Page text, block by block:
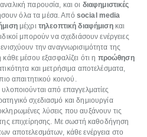
παρουσία, και οι διαφημιστικές
όλα τα μέσα. Από social media
μέχρι τηλεοπτική διαφήμισηκαι
μπορούν να σχεδιάσουν ενέργειες
την αναγνωρισιμότητα της
μέσου εξασφαλίζει ότι η προώθηση
και μετρήσιμα αποτελέσματα,
απαιτητικού κοινού.
από επαγγελματίες
σχεδιασμό και δημιουργία
λύσεις που αυξάνουν τις
επιχείρησης. Με σωστή καθοδήγηση
αποτελεσμάτων, κάθε ενέργεια στο